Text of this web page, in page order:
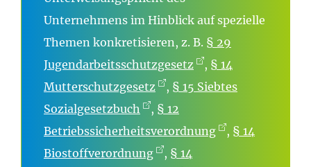
Unternehmens im Hinblick auf spezielle
Themen konkretisieren, z. B. § 29
Jugendarbeitsschutzgesetz
, § 14
Mutterschutzgesetz
, § 15 Siebtes
Sozialgesetzbuch
, § 12
Betriebssicherheitsverordnung
, § 14
Biostoffverordnung
, § 14